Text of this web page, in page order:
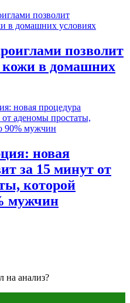
позволит
кожи в домашних
новая
за 15 минут от
которой
мужчин
на анализ?